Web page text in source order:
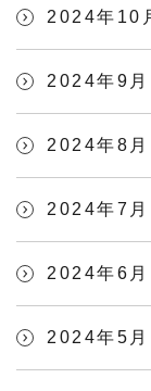
2024年10
2024年9月
2024年8月
2024年7月
2024年6月
2024年5月